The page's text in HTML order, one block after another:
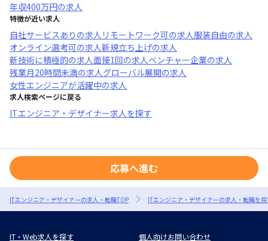
年収400万円の求人
特徴が近い求人
自社サービスあり の求人 リモートワーク可の求人服装自由の求人
オンライン選考可の求人新規立ち上げの求人
新技術に積極的の求人面接1回の求人ベンチャー企業の求人
残業月20時間未満の求人グローバル展開の求人
女性エンジニアが活躍中の求人
求人検索ページに戻る
ITエンジニア・デザイナー求人を探す
応募へ進む
ITエンジニア・デザイナーの求人・転職TOP ITエンジニア・デザイナーの求人・転職を
IT・Web求人を探す 個人向けお問い合わせ